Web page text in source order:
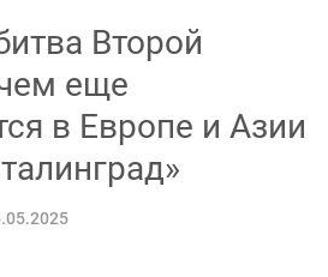
Второй
еще
в Европе и Азии